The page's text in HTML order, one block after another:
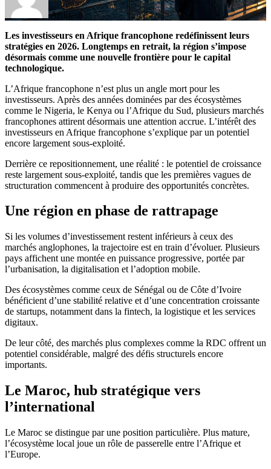
Afriqash
Les investisseurs en Afrique francophone redéfinissent leurs
stratégies en 2026. Longtemps en retrait, la région s’impose
désormais comme une nouvelle frontière pour le capital
technologique.
L’Afrique francophone n’est plus un angle mort pour les
investisseurs. Après des années dominées par des écosystèmes
comme le Nigeria, le Kenya ou l’Afrique du Sud, plusieurs marchés
francophones attirent désormais une attention accrue. L’intérêt des
investisseurs en Afrique francophone s’explique par un potentiel
encore largement sous-exploité.
Derrière ce repositionnement, une réalité : le potentiel de croissance
reste largement sous-exploité, tandis que les premières vagues de
structuration commencent à produire des opportunités concrètes.
Une région en phase de rattrapage
Si les volumes d’investissement restent inférieurs à ceux des
marchés anglophones, la trajectoire est en train d’évoluer. Plusieurs
pays affichent une montée en puissance progressive, portée par
l’urbanisation, la digitalisation et l’adoption mobile.
Des écosystèmes comme ceux de Sénégal ou de Côte d’Ivoire
bénéficient d’une stabilité relative et d’une concentration croissante
de startups, notamment dans la fintech, la logistique et les services
digitaux.
De leur côté, des marchés plus complexes comme la RDC offrent un
potentiel considérable, malgré des défis structurels encore
importants.
Le Maroc, hub stratégique vers
l’international
Le Maroc se distingue par une position particulière. Plus mature,
l’écosystème local joue un rôle de passerelle entre l’Afrique et
l’Europe.